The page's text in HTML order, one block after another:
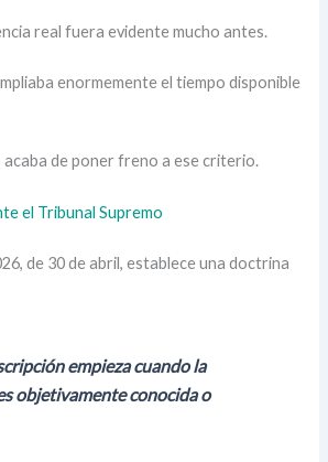
real fuera evidente mucho antes.
enormemente el tiempo disponible
acaba de poner freno a ese criterio.
el Tribunal Supremo
de 30 de abril, establece una doctrina
empieza cuando la
objetivamente conocida o